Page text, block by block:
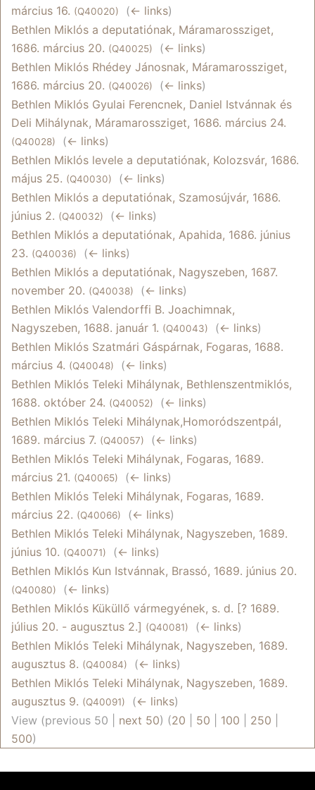
március 16. (Q40020) (← links)
Bethlen Miklós a deputatiónak, Máramarossziget,
1686. március 20. (Q40025) (← links)
Bethlen Miklós Rhédey Jánosnak, Máramarossziget,
1686. március 20. (Q40026) (← links)
Bethlen Miklós Gyulai Ferencnek, Daniel Istvánnak és
Deli Mihálynak, Máramarossziget, 1686. március 24.
(Q40028) (← links)
Bethlen Miklós levele a deputatiónak, Kolozsvár, 1686.
május 25. (Q40030) (← links)
Bethlen Miklós a deputatiónak, Szamosújvár, 1686.
június 2. (Q40032) (← links)
Bethlen Miklós a deputatiónak, Apahida, 1686. június
23. (Q40036) (← links)
Bethlen Miklós a deputatiónak, Nagyszeben, 1687.
november 20. (Q40038) (← links)
Bethlen Miklós Valendorffi B. Joachimnak,
Nagyszeben, 1688. január 1. (Q40043) (← links)
Bethlen Miklós Szatmári Gáspárnak, Fogaras, 1688.
március 4. (Q40048) (← links)
Bethlen Miklós Teleki Mihálynak, Bethlenszentmiklós,
1688. október 24. (Q40052) (← links)
Bethlen Miklós Teleki Mihálynak,Homoródszentpál,
1689. március 7. (Q40057) (← links)
Bethlen Miklós Teleki Mihálynak, Fogaras, 1689.
március 21. (Q40065) (← links)
Bethlen Miklós Teleki Mihálynak, Fogaras, 1689.
március 22. (Q40066) (← links)
Bethlen Miklós Teleki Mihálynak, Nagyszeben, 1689.
június 10. (Q40071) (← links)
Bethlen Miklós Kun Istvánnak, Brassó, 1689. június 20.
(Q40080) (← links)
Bethlen Miklós Küküllő vármegyének, s. d. [? 1689.
július 20. - augusztus 2.] (Q40081) (← links)
Bethlen Miklós Teleki Mihálynak, Nagyszeben, 1689.
augusztus 8. (Q40084) (← links)
Bethlen Miklós Teleki Mihálynak, Nagyszeben, 1689.
augusztus 9. (Q40091) (← links)
View (previous 50 | next 50) (20 50 100 250
500)